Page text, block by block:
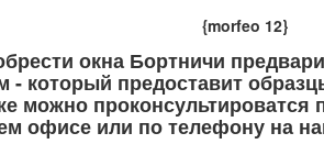
{morfeo 12}
окна Бортничи
- который предоставит
можно
офисе или по телефону на